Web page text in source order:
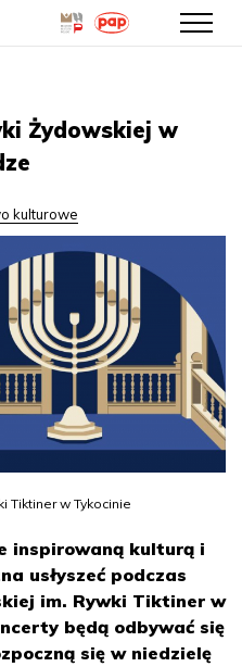
treściŻydowskiej w
kulturowe
Tiktiner w Tykocinie
inspirowaną kulturą i
usłyszeć podczas
im. Rywki Tiktiner w
będą odbywać się
się w niedzielę